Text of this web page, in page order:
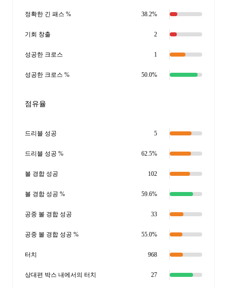
정확한 긴 패스 % 38.2%
기회 창출 2
성공한 크로스 1
성공한 크로스 % 50.0%
점유율
드리블 성공 5
드리블 성공 % 62.5%
볼 경합 성공 102
볼 경합 성공 % 59.6%
공중 볼 경합 성공 33
공중 볼 경합 성공 % 55.0%
터치 968
상대편 박스 내에서의 터치 27